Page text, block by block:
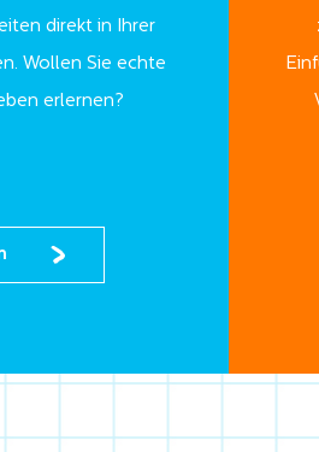
direkt in Ihrer
Wollen Sie echte
erlernen?